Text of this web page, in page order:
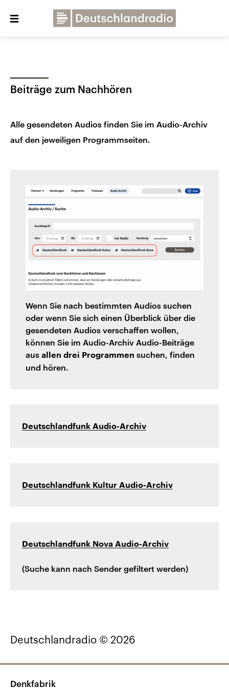
Close
Deutschlandfunk
Deutschlandfunk Kultur
Dialog und Kontakt Veranstaltungen
Beiträge zum Nachhören
Alle gesendeten Audios finden Sie im Audio-Archiv
auf den jeweiligen Programmseiten.
Wenn Sie nach bestimmten Audios suchen
oder wenn Sie sich einen Überblick über die
gesendeten Audios verschaffen wollen,
können Sie im Audio-Archiv Audio-Beiträge
aus allen drei Programmen suchen, finden
und hören.
Deutschlandfunk Audio-Archiv
Deutschlandfunk Kultur Audio-Archiv
Deutschlandfunk Nova Audio-Archiv
(Suche kann nach Sender gefiltert werden)
Deutschlandradio © 2026
Denkfabrik